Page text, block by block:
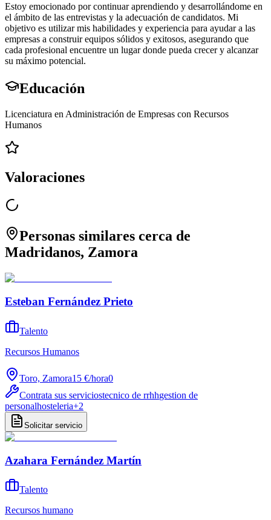
Estoy emocionado por continuar aprendiendo y desarrollándome en
el ámbito de las entrevistas y la adecuación de candidatos. Mi
objetivo es utilizar mis habilidades y experiencia para ayudar a las
empresas a construir equipos sólidos y exitosos, asegurando que
cada profesional encuentre un lugar donde pueda crecer y alcanzar
su máximo potencial.
Educación
Licenciatura en Administración de Empresas con Recursos
Humanos
Valoraciones
Personas similares cerca de
Madridanos, Zamora
Esteban Fernández Prieto
Talento
Recursos Humanos
Toro, Zamora15 €/hora0
Contrata sus serviciostecnico de rrhhgestion de
personalhosteleria+2
Solicitar servicio
Azahara Fernández Martín
Talento
Recursos humano